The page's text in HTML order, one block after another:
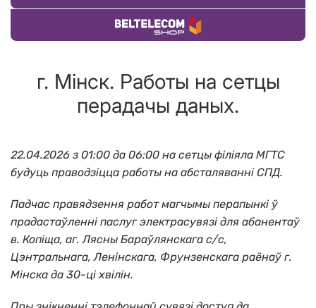
Купіць тавар
г. Мінск. Работы на сетцы
перадачы даных.
22.04.2026 з 01:00 да 06:00 на сетцы філіяла МГТС
будуць праводзіцца работы на абсталяванні СПД.
Падчас правядзення работ магчымы перапынкі ў
прадастаўленні паслуг электрасувязі для абанентаў
в. Копiща, аг. Лясны Бараўлянскага с/с,
Цэнтральнага, Ленiнскага, Фрунзенскага раёнаў г.
Мiнска да 30-ці хвілін.